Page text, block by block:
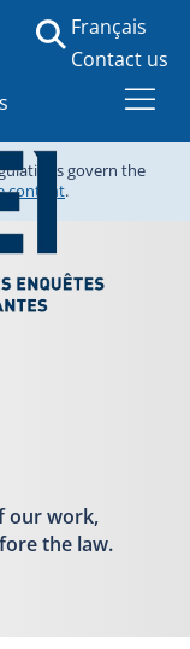
Français
Contact us
govern the
content.
our work,
the law.